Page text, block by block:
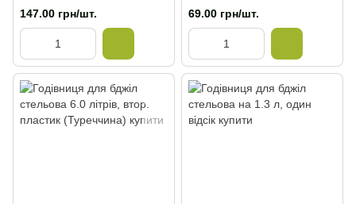
147.00 грн/шт. 69.00 грн/шт.